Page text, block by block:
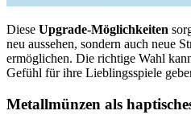
Diese Upgrade-Möglichkeiten
neu aussehen, sondern auch neue
ermöglichen. Die richtige Wahl
Gefühl für ihre Lieblingsspiele
Metallmünzen als